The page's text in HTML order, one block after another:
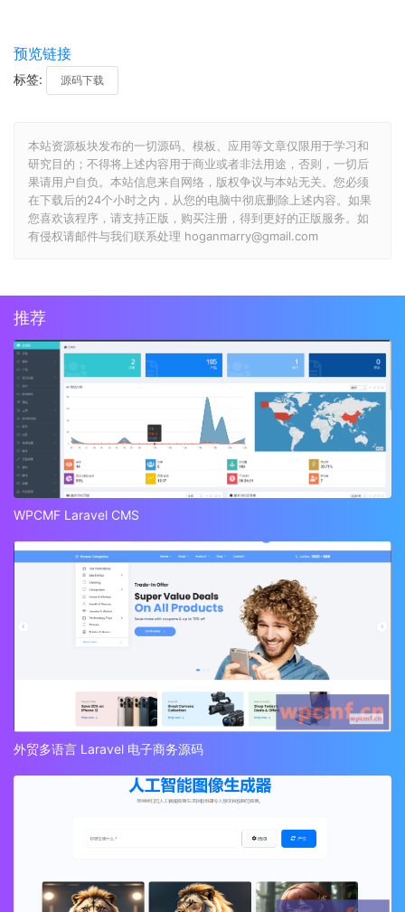
预览链接
标签: 源码下载
本站资源板块发布的一切源码、模板、应用等文章仅限用于学习和
研究目的；不得将上述内容用于商业或者非法用途，否则，一切后
果请用户自负。本站信息来自网络，版权争议与本站无关。您必须
在下载后的24个小时之内，从您的电脑中彻底删除上述内容。如果
您喜欢该程序，请支持正版，购买注册，得到更好的正版服务。如
有侵权请邮件与我们联系处理 hoganmarry@gmail.com
推荐
WPCMF Laravel CMS
外贸多语言 Laravel 电子商务源码